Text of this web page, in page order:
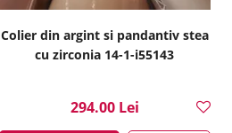
Colier din argint si pandantiv stea
cu zirconia 14-1-i55143
294.00 Lei